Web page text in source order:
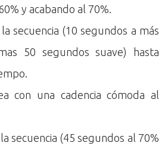
y acabando al 70%.
secuencia (10 segundos a más
50 segundos suave) hasta
con una cadencia cómoda al
secuencia (45 segundos al 70%